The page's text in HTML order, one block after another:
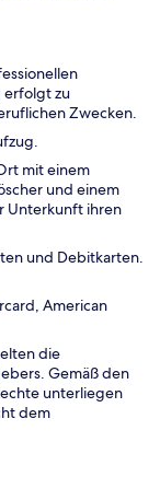
erfolgt zu
Zwecken.
mit einem
und einem
Unterkunft ihren
und Debitkarten.
American
die
Gemäß den
unterliegen
dem